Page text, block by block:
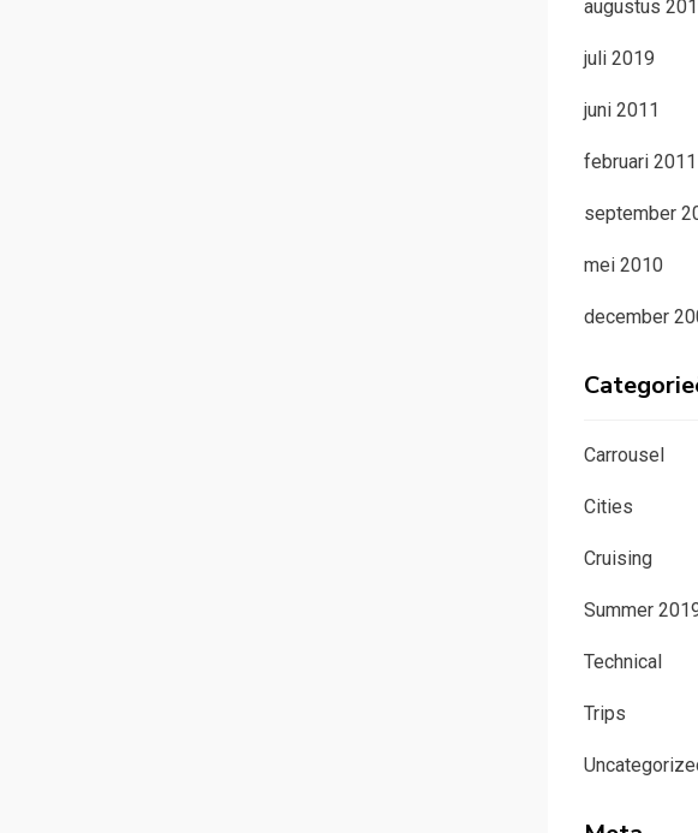
augustus
juli 2019
juni 2011
februari 2011
september
mei 2010
december
Carrousel
Cities
Cruising
Summer
Technical
Trips